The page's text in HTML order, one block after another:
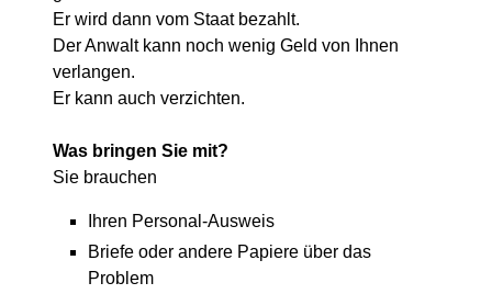
Er wird dann vom Staat bezahlt.
Der Anwalt kann noch wenig Geld von Ihnen
verlangen.
Er kann auch verzichten.
Was bringen Sie mit?
Sie brauchen
Ihren Personal-Ausweis
Briefe oder andere Papiere über das
Problem